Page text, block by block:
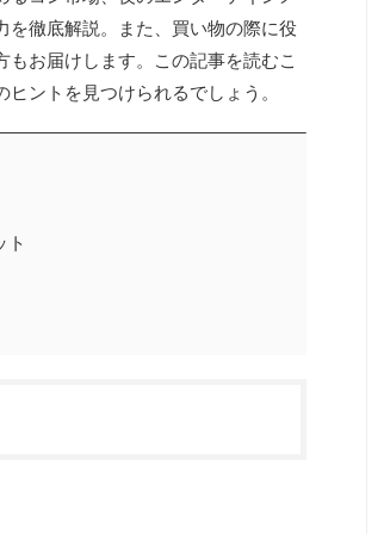
を徹底解説。また、買い物の際に役
お届けします。この記事を読むこ
ントを見つけられるでしょう。
ト